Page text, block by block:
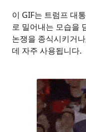
이 GIF는 트럼프 대
로 밀어내는 모습을
논쟁을 종식시키거
데 자주 사용됩니다.